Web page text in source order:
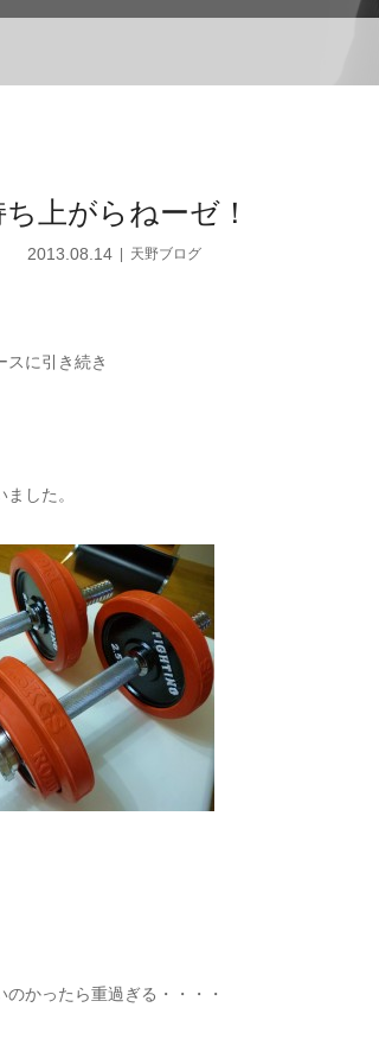
ち上がらねーゼ！
2013.08.14 天野ブログ
スに引き続き
した。
かったら重過ぎる・・・・